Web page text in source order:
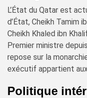
L’État du Qatar est
d’État, Cheikh Tamim
Cheikh Khaled ibn
Premier ministre
repose sur la
exécutif appartient
Politique